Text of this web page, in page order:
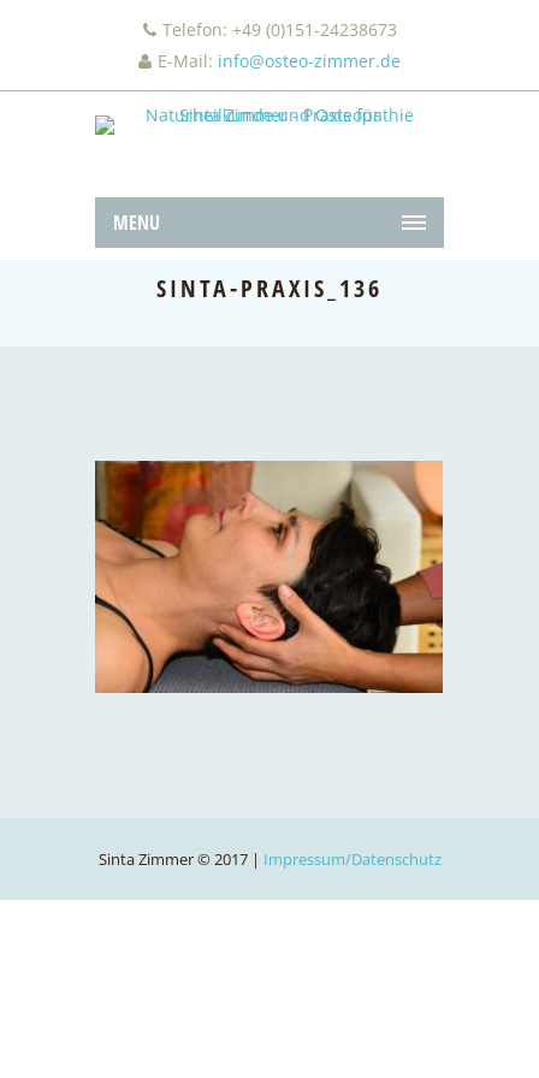
Telefon: +49 (0)151-24238673
E-Mail: info@osteo-zimmer.de
MENU
SINTA-PRAXIS_136
Sinta Zimmer © 2017 | Impressum/Datenschutz